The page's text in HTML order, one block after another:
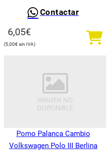
Contactar
6,05€
5,00€
Pomo Palanca Cambio
Volkswagen Polo III Berlina